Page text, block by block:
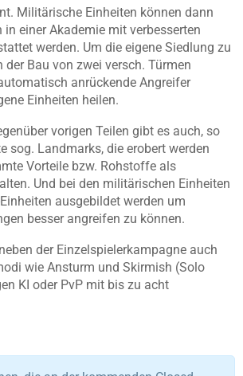
Militärische Einheiten können dann
einer Akademie mit verbesserten
werden. Um die eigene Siedlung zu
Bau von zwei versch. Türmen
anrückende Angreifer
Einheiten heilen.
vorigen Teilen gibt es auch, so
sog. Landmarks, die erobert werden
Vorteile bzw. Rohstoffe als
Und bei den militärischen Einheiten
ausgebildet werden um
besser angreifen zu können.
der Einzelspielerkampagne auch
wie Ansturm und Skirmish (Solo
KI oder PvP mit bis zu acht